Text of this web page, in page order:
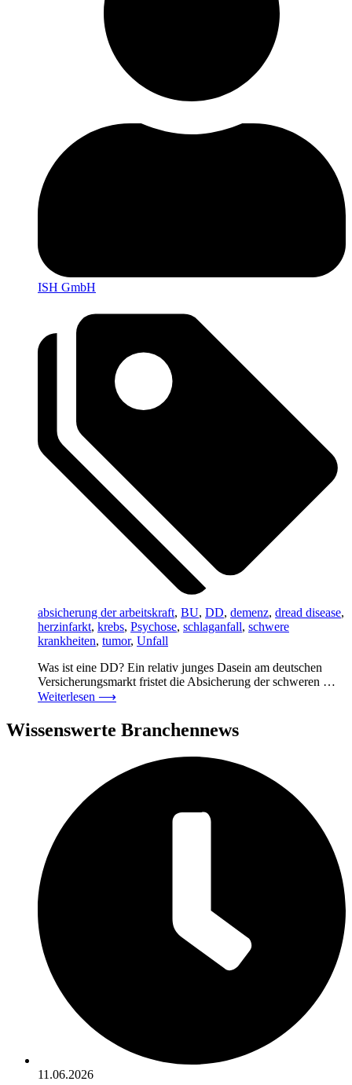
ISH GmbH
absicherung der arbeitskraft, BU, DD, demenz, dread disease,
herzinfarkt, krebs, Psychose, schlaganfall, schwere
krankheiten, tumor, Unfall
Was ist eine DD? Ein relativ junges Dasein am deutschen
Versicherungsmarkt fristet die Absicherung der schweren …
Weiterlesen ⟶
Wissenswerte Branchennews
11.06.2026